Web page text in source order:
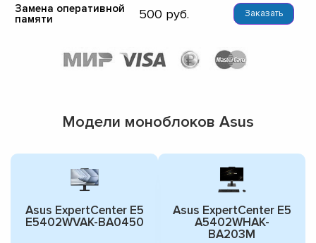
Замена оперативной
памяти
500 Заказать
Модели моноблоков Asus
Asus ExpertCenter E5
E5402WVAK-BA0450
Asus ExpertCenter E5
A5402WHAK-
BA203M